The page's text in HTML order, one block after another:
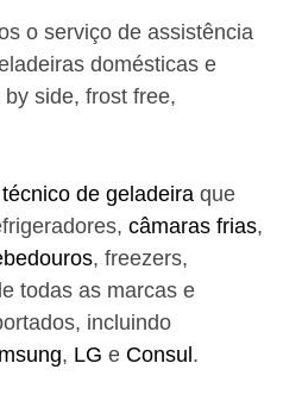
o serviço de assistência
domésticas e
side, frost free,
técnico de geladeira que
câmaras frias,
, freezers,
todas as marcas e
incluindo
, LG e Consul .